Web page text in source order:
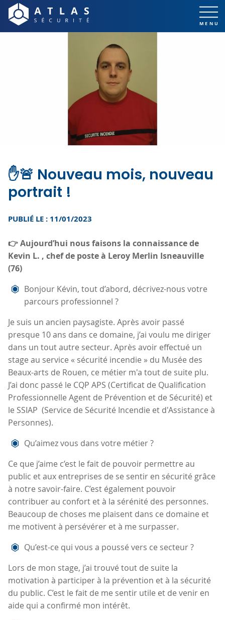
✋🚨 Nouveau mois, nouveau
portrait !
PUBLIÉ LE : 11/01/2023
👉 Aujourd’hui nous faisons la connaissance de
Kevin L. , chef de poste à Leroy Merlin Isneauville
(76)
Bonjour Kévin, tout d’abord, décrivez-nous votre
parcours professionnel ?
Je suis un ancien paysagiste. Après avoir passé
presque 10 ans dans ce domaine, j’ai voulu me diriger
dans un tout autre secteur. Après avoir effectué un
stage au service « sécurité incendie » du Musée des
Beaux-arts de Rouen, ce métier m'a tout de suite plu.
J’ai donc passé le CQP APS (Certificat de Qualification
Professionnelle Agent de Prévention et de Sécurité) et
le SSIAP (Service de Sécurité Incendie et d'Assistance à
Personnes).
Qu’aimez vous dans votre métier ?
Ce que j’aime c’est le fait de pouvoir permettre au
public et aux entreprises de se sentir en sécurité grâce
à notre savoir-faire. C’est également pouvoir
contribuer au confort et à la sérénité des personnes.
Beaucoup de choses me plaisent dans ce domaine et
me motivent à persévérer et à me surpasser.
Qu’est-ce qui vous a poussé vers ce secteur ?
Lors de mon stage, j’ai trouvé tout de suite la
motivation à participer à la prévention et à la sécurité
du public. C’est le fait de me sentir utile et de venir en
aide qui a confirmé mon intérêt.